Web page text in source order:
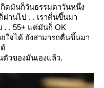
กิดมันก็วันธรรมดาวันหนึ่ง
านไป . . เราตื่นขึ้นมา
. . 55+ แต่มันก็ OK
ใจได้ ยังสามารถตื่นขึ้นมา
วของมันเองแล้ว.